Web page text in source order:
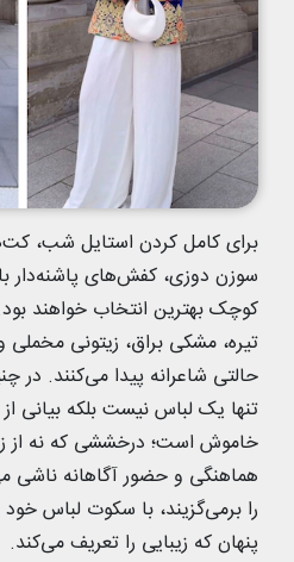
برای کامل کردن استایل شب،
سوزن دوزی، کفش‌های
کوچک بهترین انتخاب خواهند
تیره، مشکی براق، زیتونی
حالتی شاعرانه پیدا می‌کنند. در
تنها یک لباس نیست بلکه بیانی
خاموش است؛ درخششی که نه از
هماهنگی و حضور آگاهانه ناشی
را برمی‌گزیند، با سکوت لباس
پنهان که زیبایی را تعریف می‌کند.